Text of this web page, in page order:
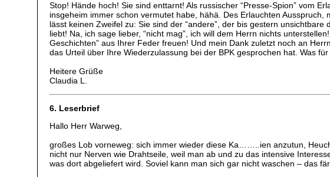
Stop! Hände hoch! Sie sind enttarnt! Als russischer “Presse-Spion” vom
insgeheim immer schon vermutet habe, hähä. Des Erlauchten
lässt keinen Zweifel zu: Sie sind der “andere”, der bis gestern
liebt! Na, ich sage lieber, “nicht mag”, ich will dem Herrn nichts
Geschichten” aus Ihrer Feder freuen! Und mein Dank zuletzt noch an
das Urteil über Ihre Wiederzulassung bei der BPK gesprochen hat. Was
Heitere Grüße
Claudia L.
6. Leserbrief
Hallo Herr Warweg,
großes Lob vorneweg: sich immer wieder diese Ka……..ien anzutun,
nicht nur Nerven wie Drahtseile, weil man ab und zu das intensive
was dort abgeliefert wird. Soviel kann man sich gar nicht waschen – das